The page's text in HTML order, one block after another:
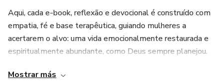
Aqui, cada e-book, reflexão e devocional é construído com
empatia, fé e base terapêutica, guiando mulheres a
acertarem o alvo: uma vida emocionalmente restaurada e
espiritualmente abundante, como Deus sempre planejou.
recomeços e reencontros com a verdade do Evangelho.
Mostrar más